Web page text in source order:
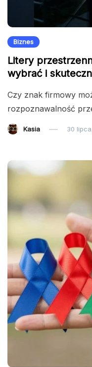
Biznes
Litery
wybrać i
Czy znak firmowy
rozpoznawalność
Kasia 30